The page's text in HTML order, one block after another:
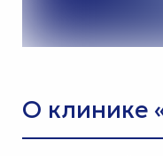
О клинике